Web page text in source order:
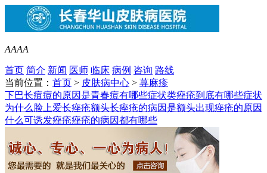
AAAA
首页 简介 新闻 医师 临床 病例 咨询 路线
当前位置： 首页 > 皮肤病中心 > 荨麻疹
下巴长痘痘的原因是青春痘有哪些症状类痤疮到底有哪些症状
为什么脸上爱长痤疮额头长痤疮的病因是额头出现痤疮的原因
什么可诱发痤疮痤疮的病因都有哪些